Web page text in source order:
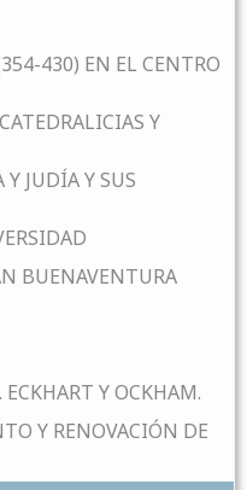
430) EN EL CENTRO
Y
JUDÍA Y SUS
BUENAVENTURA
Y OCKHAM.
Y RENOVACIÓN DE